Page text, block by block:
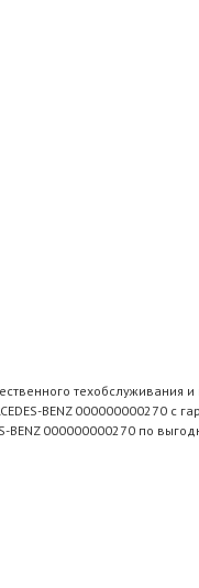
техобслуживания
BENZ 000000000270 с
BENZ 000000000270 по